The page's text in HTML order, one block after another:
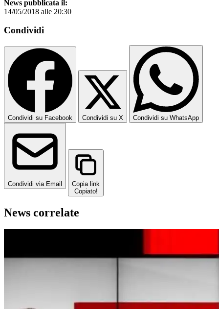
News pubblicata il:
14/05/2018 alle 20:30
Condividi
Condividi su Facebook Condividi su X Condividi su WhatsApp
Condividi via Email
Copia link
Copiato!
News correlate